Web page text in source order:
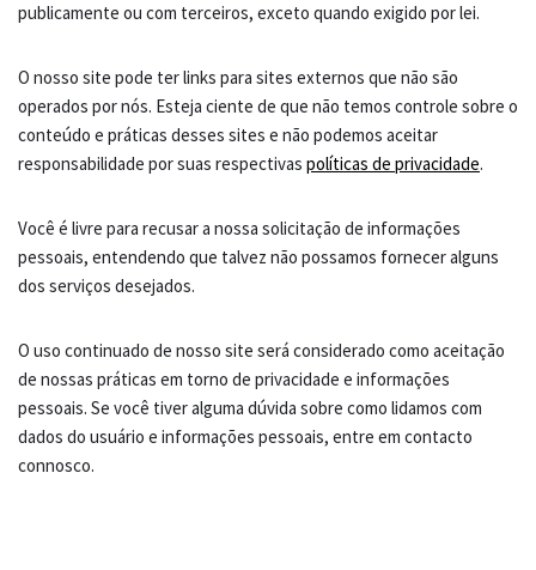
publicamente ou com terceiros, exceto quando exigido por lei.
O nosso site pode ter links para sites externos que não são
operados por nós. Esteja ciente de que não temos controle sobre o
conteúdo e práticas desses sites e não podemos aceitar
responsabilidade por suas respectivas políticas de privacidade.
Você é livre para recusar a nossa solicitação de informações
pessoais, entendendo que talvez não possamos fornecer alguns
dos serviços desejados.
O uso continuado de nosso site será considerado como aceitação
de nossas práticas em torno de privacidade e informações
pessoais. Se você tiver alguma dúvida sobre como lidamos com
dados do usuário e informações pessoais, entre em contacto
connosco.